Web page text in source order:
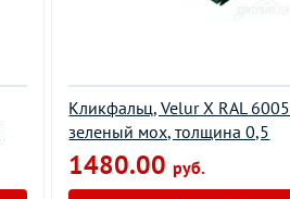
Кликфальц, Velur X RAL 6005
зеленый мох, толщина 0,5
1480.00руб.